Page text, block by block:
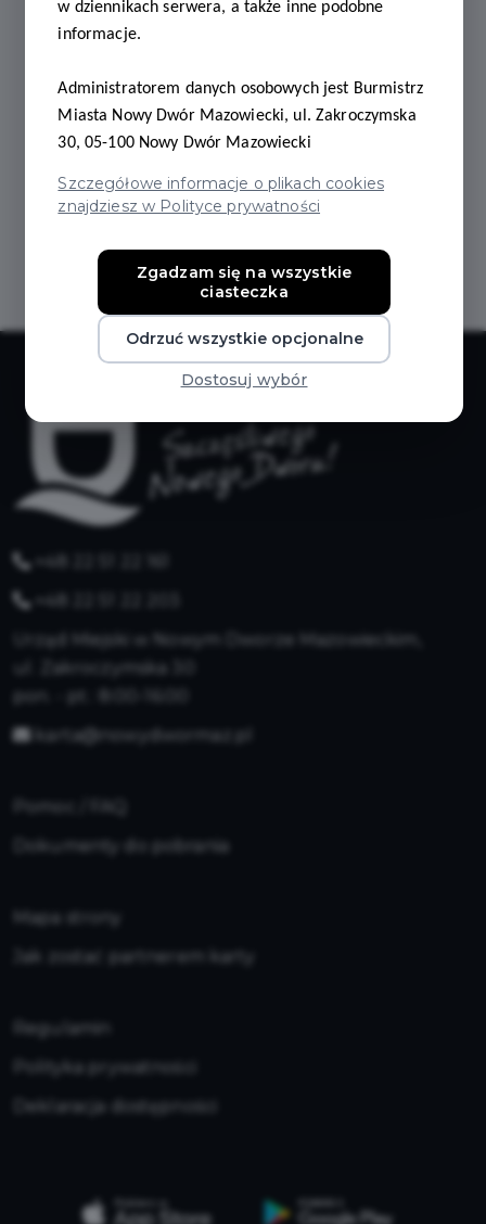
zal_nr_2_wzor_karty.pdf
Regulami_programu_NKP.pdf
+48 22 51 22 161
+48 22 51 22 203
Urząd Miejski w Nowym Dworze Mazowieckim,
ul. Zakroczymska 30
karta@nowydwormaz.pl
Dokumenty do pobrania
Mapa strony
Jak zostać partnerem karty
Regulamin
Polityka prywatności
Deklaracja dostępności
w dziennikach serwera, a także inne podobne
informacje.
Administratorem danych osobowych jest Burmistrz
Miasta Nowy Dwór Mazowiecki, ul. Zakroczymska
30, 05-100 Nowy Dwór Mazowiecki
Szczegółowe informacje o plikach cookies
znajdziesz w Polityce prywatności
Zgadzam się na wszystkie
ciasteczka
Odrzuć wszystkie opcjonalne
Dostosuj wybór